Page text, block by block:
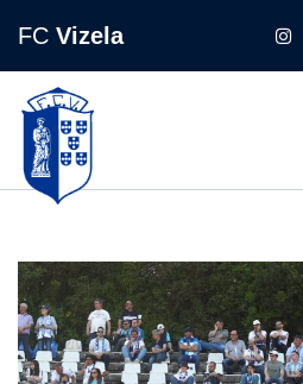
FC Vizela